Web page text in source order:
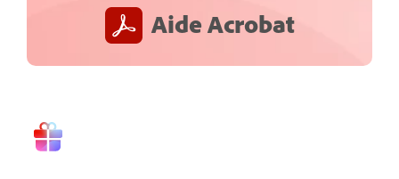
Aide Acrobat